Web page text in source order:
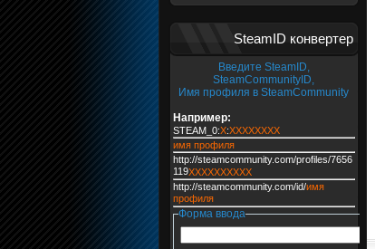
SteamID конвертер
Введите SteamID,
SteamCommunityID,
Имя профиля в SteamCommunity
Например:
STEAM_0:X:XXXXXXXX
имя профиля
http://steamcommunity.com/profiles/7656
119XXXXXXXXXX
http://steamcommunity.com/id/имя
профиля
Форма ввода